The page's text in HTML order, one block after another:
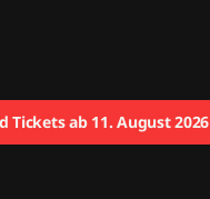
Tickets ab 11. August 2026